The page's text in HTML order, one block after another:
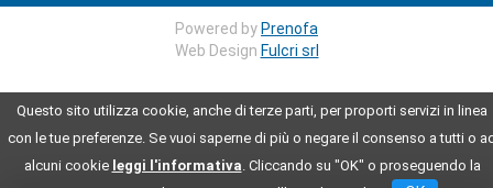
Questo sito utilizza cookie, anche di terze parti, per proporti servizi in linea
con le tue preferenze. Se vuoi saperne di più o negare il consenso a tutti o
alcuni cookie leggi l'informativa . Cliccando su "OK" o proseguendo la
Powered byPrenofa
Web Design Fulcri srl